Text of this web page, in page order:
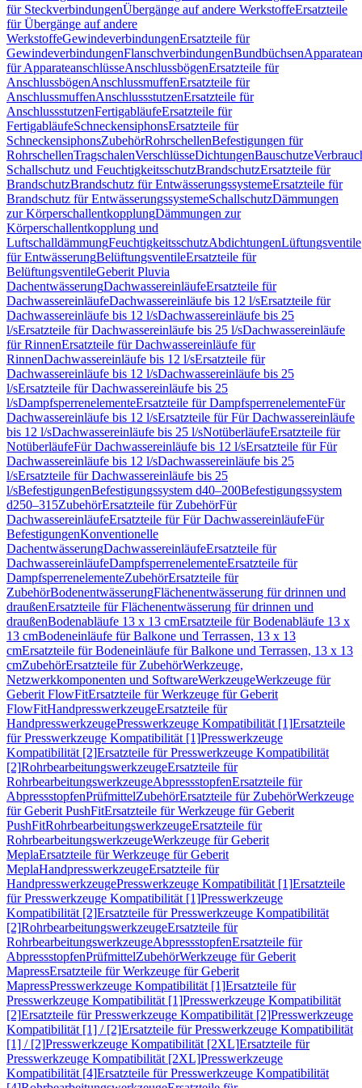
für SteckverbindungenÜbergänge auf andere WerkstoffeErsatzteile
für Übergänge auf andere
WerkstoffeGewindeverbindungenErsatzteile für
GewindeverbindungenFlanschverbindungenBundbüchsen
für ApparateanschlüsseAnschlussbögenErsatzteile für
AnschlussbögenAnschlussmuffenErsatzteile für
AnschlussmuffenAnschlussstutzenErsatzteile für
AnschlussstutzenFertigabläufeErsatzteile für
FertigabläufeSchneckensiphonsErsatzteile für
SchneckensiphonsZubehörRohrschellenBefestigungen für
RohrschellenTragschalenVerschlüsseDichtungenBauschutze
Schallschutz und FeuchtigkeitsschutzBrandschutzErsatzteile für
BrandschutzBrandschutz für EntwässerungssystemeErsatzteile für
Brandschutz für EntwässerungssystemeSchallschutzDämmungen
zur KörperschallentkopplungDämmungen zur
Körperschallentkopplung und
LuftschalldämmungFeuchtigkeitsschutzAbdichtungenLüftungsventile
für EntwässerungBelüftungsventileErsatzteile für
BelüftungsventileGeberit Pluvia
DachentwässerungDachwassereinläufeErsatzteile für
DachwassereinläufeDachwassereinläufe bis 12 l/sErsatzteile für
Dachwassereinläufe bis 12 l/sDachwassereinläufe bis 25
l/sErsatzteile für Dachwassereinläufe bis 25 l/sDachwassereinläufe
für RinnenErsatzteile für Dachwassereinläufe für
RinnenDachwassereinläufe bis 12 l/sErsatzteile für
Dachwassereinläufe bis 12 l/sDachwassereinläufe bis 25
l/sErsatzteile für Dachwassereinläufe bis 25
l/sDampfsperrenelementeErsatzteile für DampfsperrenelementeFür
Dachwassereinläufe bis 12 l/sErsatzteile für Für Dachwassereinläufe
bis 12 l/sDachwassereinläufe bis 25 l/sNotüberläufeErsatzteile für
NotüberläufeFür Dachwassereinläufe bis 12 l/sErsatzteile für Für
Dachwassereinläufe bis 12 l/sDachwassereinläufe bis 25
l/sErsatzteile für Dachwassereinläufe bis 25
l/sBefestigungenBefestigungssystem d40–200Befestigungssystem
d250–315ZubehörErsatzteile für ZubehörFür
DachwassereinläufeErsatzteile für Für DachwassereinläufeFür
BefestigungenKonventionelle
DachentwässerungDachwassereinläufeErsatzteile für
DachwassereinläufeDampfsperrenelementeErsatzteile für
DampfsperrenelementeZubehörErsatzteile für
ZubehörBodenentwässerungFlächenentwässerung für drinnen und
draußenErsatzteile für Flächenentwässerung für drinnen und
draußenBodenabläufe 13 x 13 cmErsatzteile für Bodenabläufe 13 x
13 cmBodeneinläufe für Balkone und Terrassen, 13 x 13
cmErsatzteile für Bodeneinläufe für Balkone und Terrassen, 13 x 13
cmZubehörErsatzteile für ZubehörWerkzeuge,
Netzwerkkomponenten und SoftwareWerkzeugeWerkzeuge für
Geberit FlowFitErsatzteile für Werkzeuge für Geberit
FlowFitHandpresswerkzeugeErsatzteile für
HandpresswerkzeugePresswerkzeuge Kompatibilität [1]Ersatzteile
für Presswerkzeuge Kompatibilität [1]Presswerkzeuge
Kompatibilität [2]Ersatzteile für Presswerkzeuge Kompatibilität
[2]RohrbearbeitungswerkzeugeErsatzteile für
RohrbearbeitungswerkzeugeAbpressstopfenErsatzteile für
AbpressstopfenPrüfmittelZubehörErsatzteile für ZubehörWerkzeuge
für Geberit PushFitErsatzteile für Werkzeuge für Geberit
PushFitRohrbearbeitungswerkzeugeErsatzteile für
RohrbearbeitungswerkzeugeWerkzeuge für Geberit
MeplaErsatzteile für Werkzeuge für Geberit
MeplaHandpresswerkzeugeErsatzteile für
HandpresswerkzeugePresswerkzeuge Kompatibilität [1]Ersatzteile
für Presswerkzeuge Kompatibilität [1]Presswerkzeuge
Kompatibilität [2]Ersatzteile für Presswerkzeuge Kompatibilität
[2]RohrbearbeitungswerkzeugeErsatzteile für
RohrbearbeitungswerkzeugeAbpressstopfenErsatzteile für
AbpressstopfenPrüfmittelZubehörWerkzeuge für Geberit
MapressErsatzteile für Werkzeuge für Geberit
MapressPresswerkzeuge Kompatibilität [1]Ersatzteile für
Presswerkzeuge Kompatibilität [1]Presswerkzeuge Kompatibilität
[2]Ersatzteile für Presswerkzeuge Kompatibilität [2]Presswerkzeuge
Kompatibilität [1] / [2]Ersatzteile für Presswerkzeuge Kompatibilität
[1] / [2]Presswerkzeuge Kompatibilität [2XL]Ersatzteile für
Presswerkzeuge Kompatibilität [2XL]Presswerkzeuge
Kompatibilität [4]Ersatzteile für Presswerkzeuge Kompatibilität